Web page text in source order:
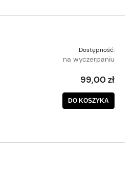
Dostępność:
na wyczerpaniu
99,00 zł
DO KOSZYKA